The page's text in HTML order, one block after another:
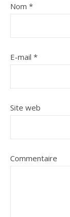
Nom *
E-mail *
Site web
Commentaire